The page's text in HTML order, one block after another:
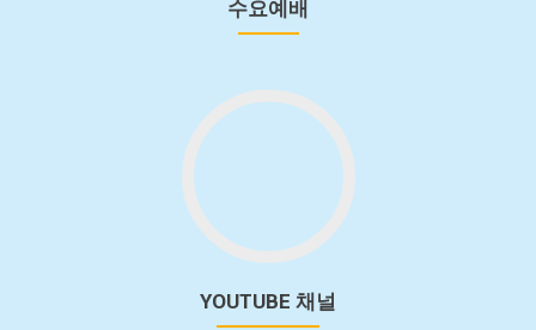
수요예배
youtube
기
YOUTUBE 채널